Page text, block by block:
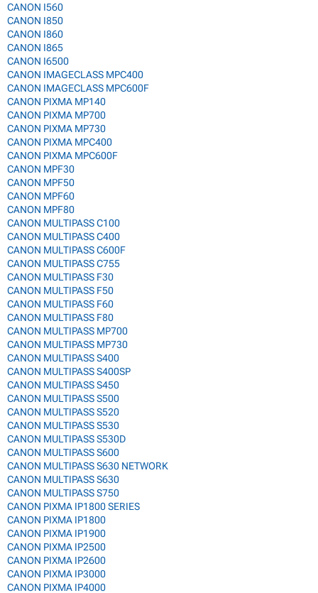
CANON I560
CANON I850
CANON I860
CANON I865
CANON I6500
CANON IMAGECLASS MPC400
CANON IMAGECLASS MPC600F
CANON PIXMA MP140
CANON PIXMA MP700
CANON PIXMA MP730
CANON PIXMA MPC400
CANON PIXMA MPC600F
CANON MPF30
CANON MPF50
CANON MPF60
CANON MPF80
CANON MULTIPASS C100
CANON MULTIPASS C400
CANON MULTIPASS C600F
CANON MULTIPASS C755
CANON MULTIPASS F30
CANON MULTIPASS F50
CANON MULTIPASS F60
CANON MULTIPASS F80
CANON MULTIPASS MP700
CANON MULTIPASS MP730
CANON MULTIPASS S400
CANON MULTIPASS S400SP
CANON MULTIPASS S450
CANON MULTIPASS S500
CANON MULTIPASS S520
CANON MULTIPASS S530
CANON MULTIPASS S530D
CANON MULTIPASS S600
CANON MULTIPASS S630 NETWORK
CANON MULTIPASS S630
CANON MULTIPASS S750
CANON PIXMA IP1800 SERIES
CANON PIXMA IP1800
CANON PIXMA IP1900
CANON PIXMA IP2500
CANON PIXMA IP2600
CANON PIXMA IP3000
CANON PIXMA IP4000